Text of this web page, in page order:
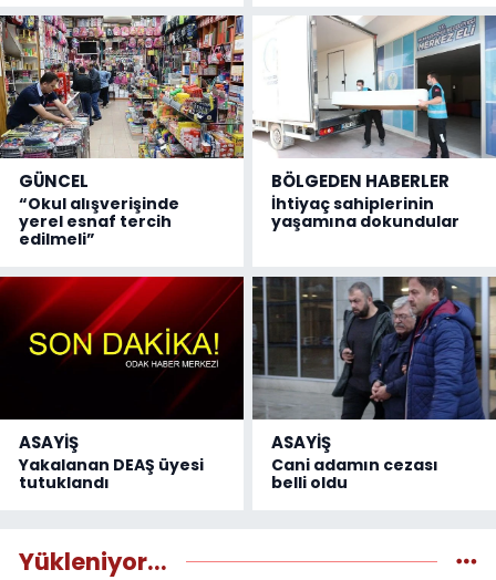
GÜNCEL
“Okul alışverişinde
yerel esnaf tercih
edilmeli”
BÖLGEDEN HABERLER
İhtiyaç sahiplerinin
yaşamına dokundular
ASAYİŞ
Yakalanan DEAŞ üyesi
tutuklandı
ASAYİŞ
Cani adamın cezası
belli oldu
Yükleniyor...